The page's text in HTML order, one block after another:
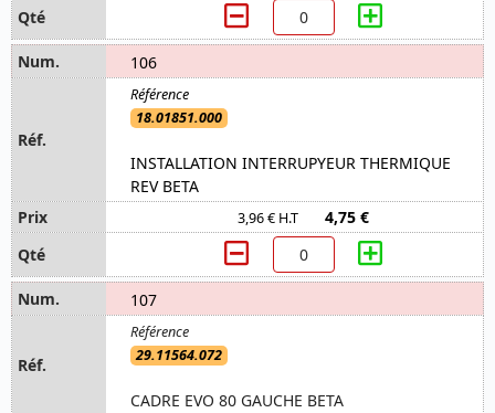
106
18.01851.000
INSTALLATION INTERRUPYEUR THERMIQUE
REV BETA
3,96 € H.T 4,75 €
107
29.11564.072
CADRE EVO 80 GAUCHE BETA